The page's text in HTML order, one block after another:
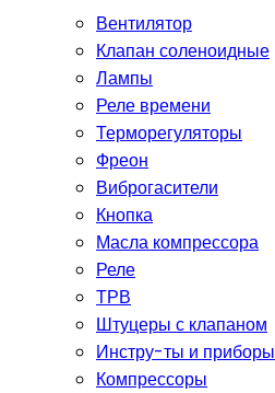
Вентилятор
Клапан соленоидные
Лампы
Реле времени
Терморегуляторы
Фреон
Виброгасители
Кнопка
Масла компрессора
Реле
ТРВ
Штуцеры с клапаном
Инстру-ты и приборы
Компрессоры